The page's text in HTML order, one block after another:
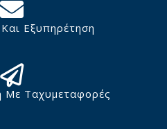
Εξυπηρέτηση
Με Ταχυμεταφορές